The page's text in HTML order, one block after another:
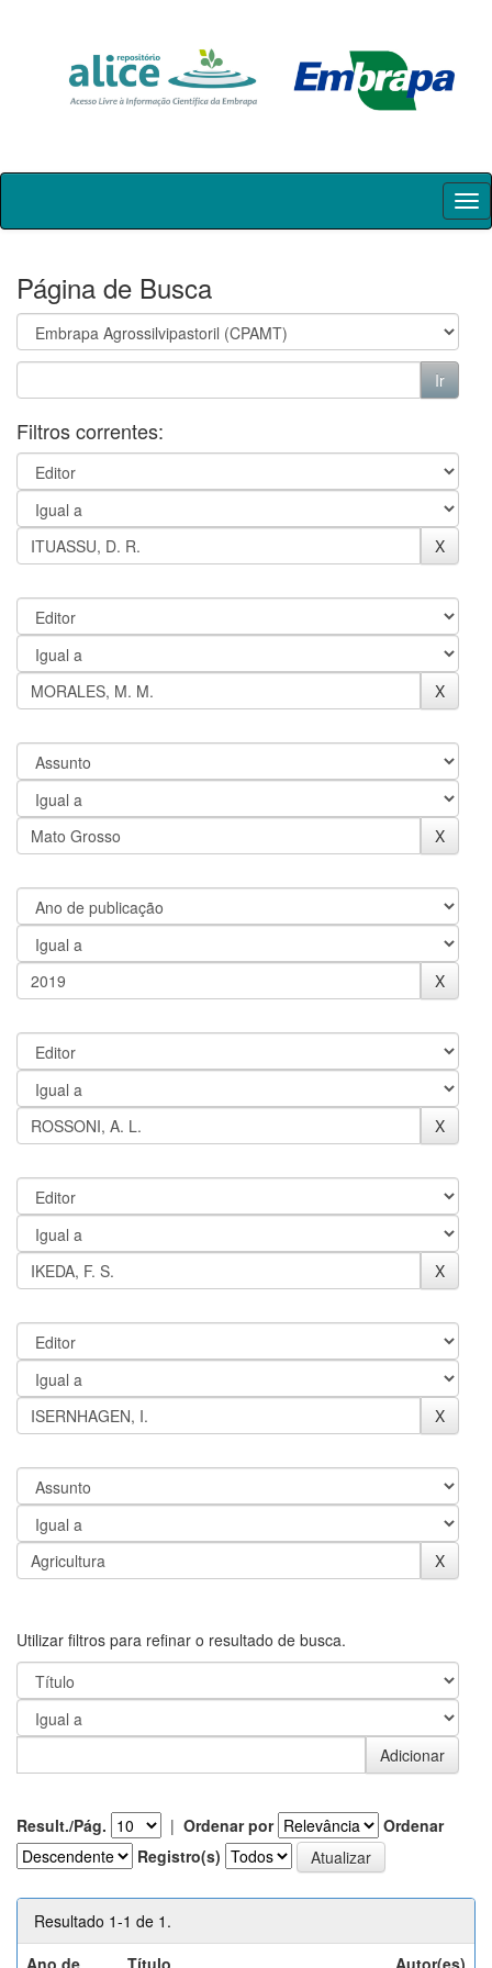
Skip
Página de Busca
Filtros correntes:
Utilizar filtros para refinar o resultado de busca.
Result./Pág. | Ordenar por
Ordenar
Registro(s)
Resultado 1-1 de 1.
Ano de
Título Autor(es)